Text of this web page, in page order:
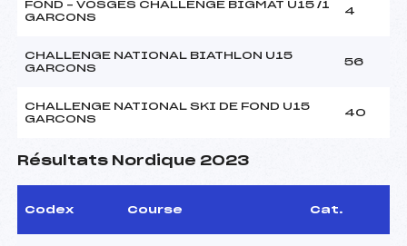
FOND – VOSGES CHALLENGE BIGMAT U15 /1
GARCONS
4
CHALLENGE NATIONAL BIATHLON U15
GARCONS
56
CHALLENGE NATIONAL SKI DE FOND U15
GARCONS
40
Résultats Nordique 2023
Codex Course Cat.